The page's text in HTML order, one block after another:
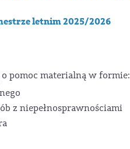
letnim 2025/2026
o pomoc materialną w formie:
z niepełnosprawnościami